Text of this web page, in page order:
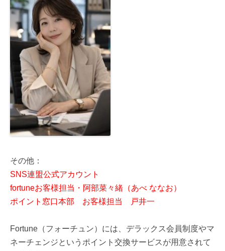
その他：
SNS連盟公式アカウント
fortuneお客様担当・阿部菜々緒（あべ ななお）
ポイント窓口本部 お客様担当 戸井一
Fortune（フォーチュン）には、デラックス会員制度やマ
ネーチェンジというポイント交換サービスが用意されて